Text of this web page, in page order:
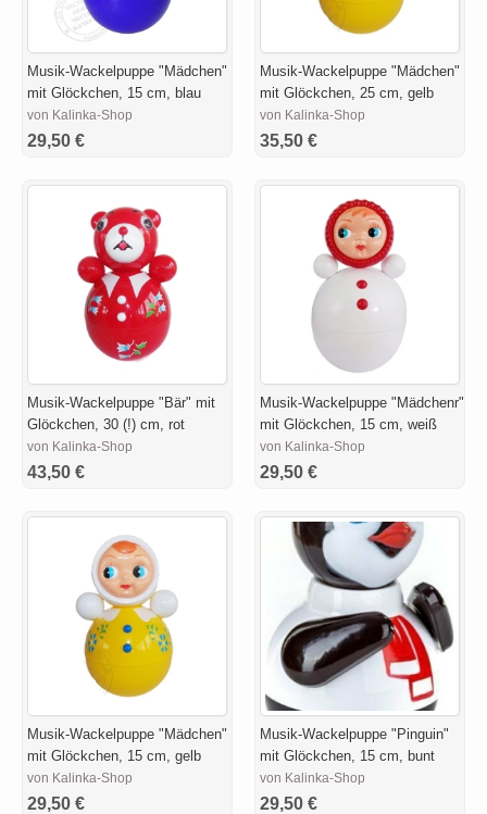
Musik-Wackelpuppe "Mädchen"
mit Glöckchen, 15 cm, blau
von Kalinka-Shop
29,50 €
Musik-Wackelpuppe "Mädchen"
mit Glöckchen, 25 cm, gelb
von Kalinka-Shop
35,50 €
Musik-Wackelpuppe "Bär" mit
Glöckchen, 30 (!) cm, rot
von Kalinka-Shop
43,50 €
Musik-Wackelpuppe "Mädchenr"
mit Glöckchen, 15 cm, weiß
von Kalinka-Shop
29,50 €
Musik-Wackelpuppe "Mädchen"
mit Glöckchen, 15 cm, gelb
von Kalinka-Shop
29,50 €
Musik-Wackelpuppe "Pinguin"
mit Glöckchen, 15 cm, bunt
von Kalinka-Shop
29,50 €